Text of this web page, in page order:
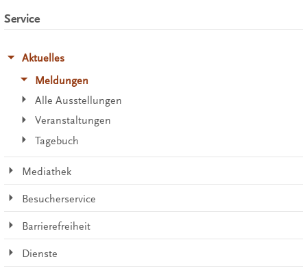
Service
Aktuelles
Meldungen
Alle Ausstellungen
Veranstaltungen
Tagebuch
Mediathek
Besucherservice
Barrierefreiheit
Dienste